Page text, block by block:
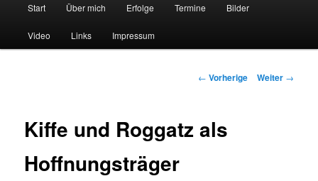
Zum
Inhalt
Start Über mich Erfolge Termine Bilder
Video Links Impressum
Beitrags-
← Vorherige Weiter →
Kiffe und Roggatz als
Hoffnungsträger